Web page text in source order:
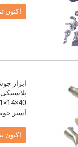
اکنون
ابزار
آستر
اکنون